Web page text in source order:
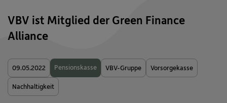
VBV ist Mitglied der Green Finance
Alliance
09.05.2022 Pensionskasse VBV-Gruppe Vorsorgekasse
Nachhaltigkeit